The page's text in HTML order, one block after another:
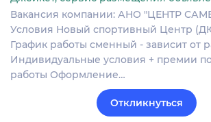
Вакансия компании: АНО "ЦЕНТР
Условия Новый спортивный Центр
График работы сменный - зависит от
Индивидуальные условия + премии по
работы Оформление…
Откликнуться